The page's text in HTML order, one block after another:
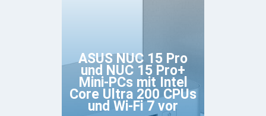
ASUS NUC 15 Pro
und NUC 15 Pro+
Mini-PCs mit Intel
Core Ultra 200 CPUs
und Wi-Fi 7 vor